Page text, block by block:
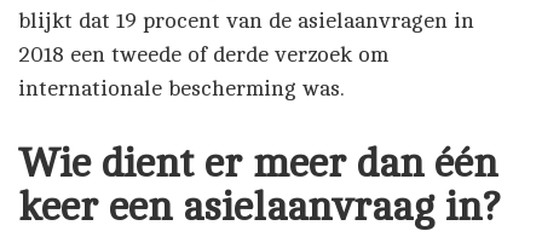
blijkt dat 19 procent van de asielaanvragen in
2018 een tweede of derde verzoek om
internationale bescherming was.
Wie dient er meer dan één
keer een asielaanvraag in?